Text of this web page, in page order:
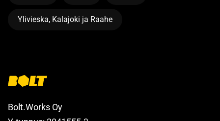
Ylivieska, Kalajoki ja Raahe
Bolt.Works Oy